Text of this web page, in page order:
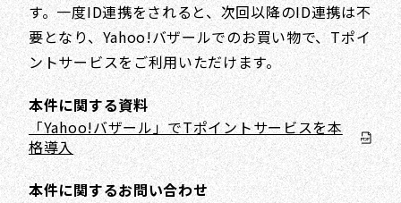
す。一度ID連携をされると、次回以降のID連携は不
要となり、Yahoo!バザールでのお買い物で、Tポイ
ントサービスをご利用いただけます。
本件に関する資料
「Yahoo!バザール」でTポイントサービスを本
格導入
本件に関するお問い合わせ